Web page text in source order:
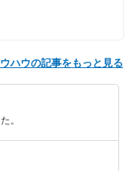
ハウの記事をもっと見る
。